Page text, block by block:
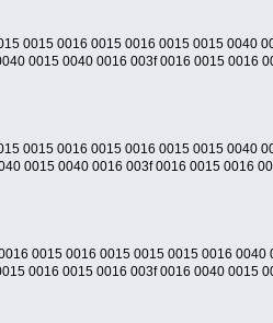
0015 0016 0015 0016 0015 0015 0040
0015 0040 0016 003f 0016 0015 0016
0015 0016 0015 0016 0015 0015 0040
0015 0040 0016 003f 0016 0015 0016
0015 0016 0015 0015 0015 0016 0040
0016 0015 0016 003f 0016 0040 0015